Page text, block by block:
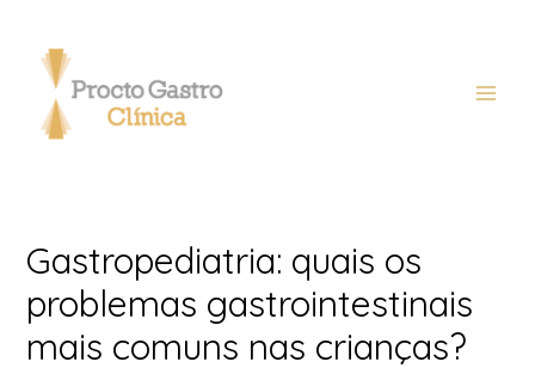
Gastropediatria: quais os
problemas gastrointestinais
mais comuns nas crianças?